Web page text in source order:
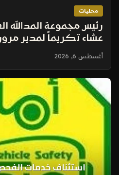
محليات
رئيس مجموعة المدالله
عشاء تكريماً لمدير
ترقيته
أغسطس 6, 2026